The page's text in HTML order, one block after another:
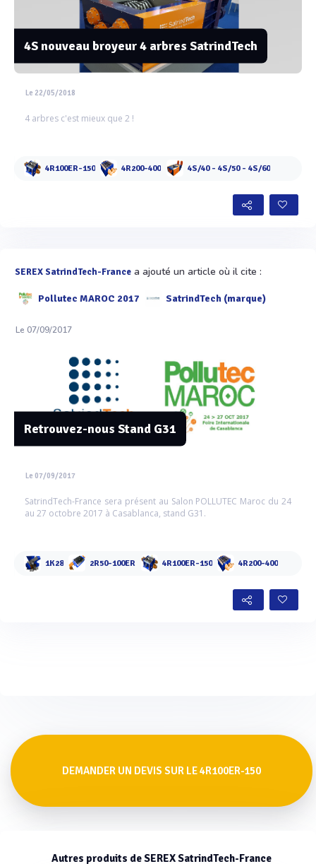
4S nouveau broyeur 4 arbres SatrindTech
Le 22/05/2018
4 arbres c'est mieux que 2 !
4R100ER-150 4R200-400 4S/40 - 4S/50 - 4S/60
SEREX SatrindTech-France a ajouté un article où il cite :
Pollutec MAROC 2017 SatrindTech (marque)
Le 07/09/2017
Retrouvez-nous Stand G31
Le 07/09/2017
SatrindTech-France sera présent au Salon POLLUTEC Maroc du 24
au 27 octobre 2017 à Casablanca, stand G31.
1K28 2R50-100ER 4R100ER-150 4R200-400
DEMANDER UN DEVIS SUR LE 4R100ER-150
Autres produits de SEREX SatrindTech-France